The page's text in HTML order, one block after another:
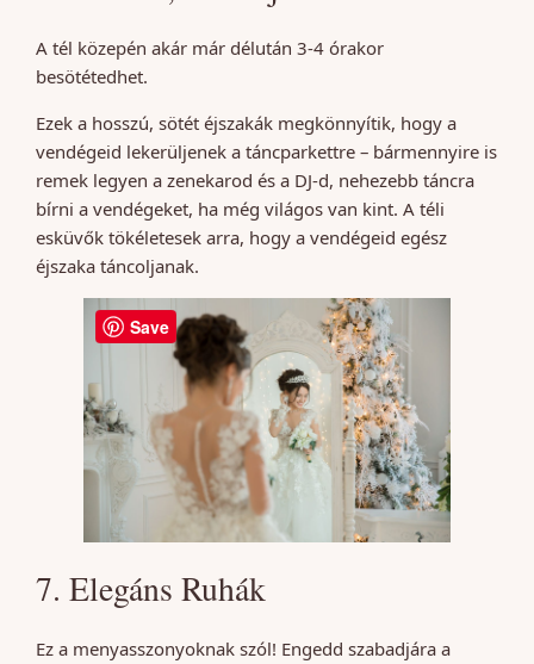
A tél közepén akár már délután 3-4 órakor
besötétedhet.
Ezek a hosszú, sötét éjszakák megkönnyítik, hogy a
vendégeid lekerüljenek a táncparkettre – bármennyire is
remek legyen a zenekarod és a DJ-d, nehezebb táncra
bírni a vendégeket, ha még világos van kint. A téli
esküvők tökéletesek arra, hogy a vendégeid egész
éjszaka táncoljanak.
7. Elegáns Ruhák
Ez a menyasszonyoknak szól! Engedd szabadjára a
Save